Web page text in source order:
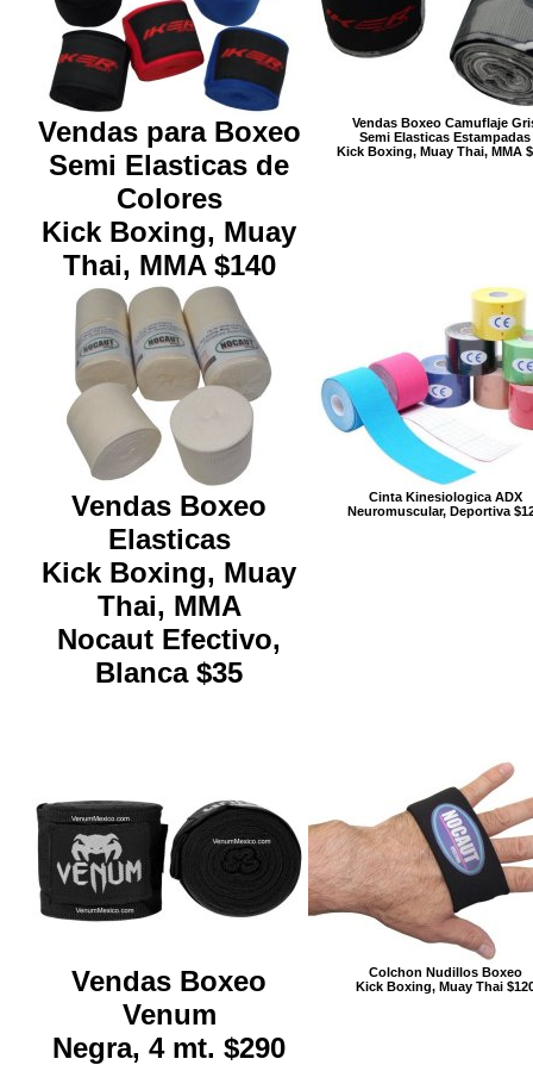
Vendas para Boxeo
Semi Elasticas de
Colores
Kick Boxing, Muay
Thai, MMA $140
Vendas Boxeo Camuflaje
Semi Elasticas Estampadas
Kick Boxing, Muay Thai, MMA
Vendas Boxeo
Elasticas
Kick Boxing, Muay
Thai, MMA
Nocaut Efectivo,
Blanca $35
Cinta Kinesiologica ADX
Neuromuscular, Deportiva
Vendas Boxeo
Venum
Negra, 4 mt. $290
Colchon Nudillos Boxeo
Kick Boxing, Muay Thai